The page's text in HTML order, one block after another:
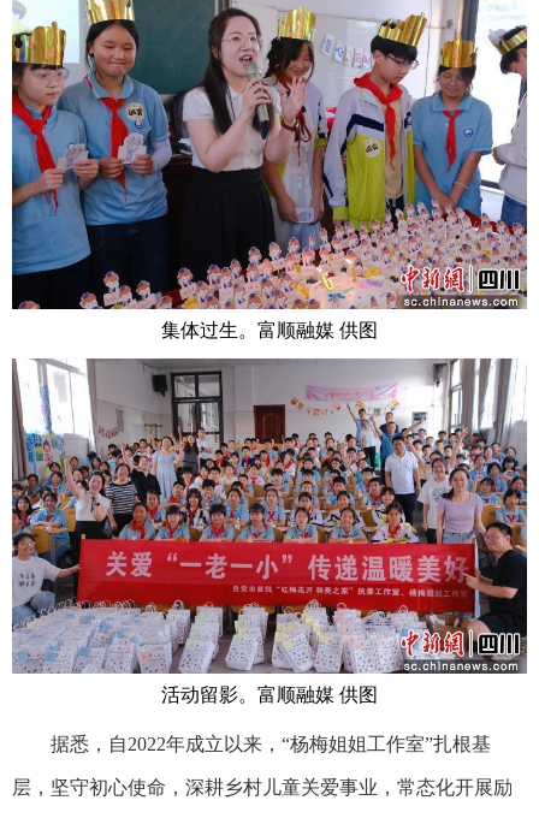
集体过生。富顺融媒 供图
活动留影。富顺融媒 供图
据悉，自2022年成立以来，“杨梅姐姐工作室”扎根基
层，坚守初心使命，深耕乡村儿童关爱事业，常态化开展励